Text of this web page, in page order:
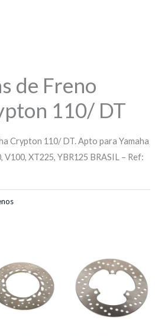
de Freno
110/ DT
Crypton 110/ DT. Apto para Yamaha
XT225, YBR125 BRASIL – Ref: